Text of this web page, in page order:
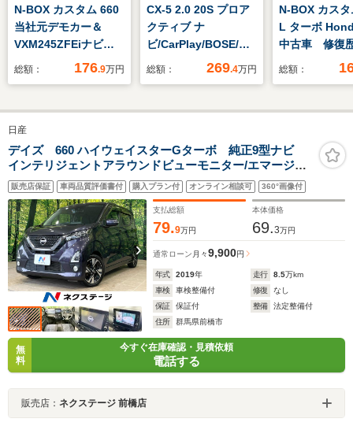
N-BOX カスタム 660
当社元デモカー＆
VXM245ZFEiナビ＆
バックカメラ＆フルセ
ETC2.0
総額： 176.9万円
CX-5 2.0 20S プロア
クティブ ナ
ビ/CarPlay/BOSE/全
方位モニタ/衝突軽減
総額： 269.4万円
N-BOX カス
L ターボ
中古車 修復
Honda販売店
ナビ バック
ルーズコン
シートヒータ
軽減装置 フ
総額：
日産
デイズ 660 ハイウェイスターGターボ 純正9型ナビ
インテリジェントアラウンドビューモニター/エマージェ
ンシーブレーキ 禁煙車 ETC ドラレコ クリアラン
スソナー レーンキープ LEDヘッド スマートキー
オートハイビーム ETC
販売店保証 車両品質評価書付 購入プラン付 オンライン相談可 360°画像付
支払総額
79.9万円
本体価格
69.3万円
通常ローン 月々9,900円
年式 2019年 走行 8.5万km
車検
車検整備付 修復
なし
保証
保証付 整備
法定整備付
住所
群馬県前橋市
無
料
今すぐ在庫確認・見積依頼
電話する
販売店： ネクステージ 前橋店